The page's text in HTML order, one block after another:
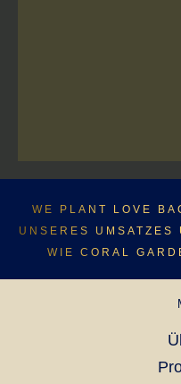
WE PLANT LOVE
UNSERES UMSATZES
WIE CORAL